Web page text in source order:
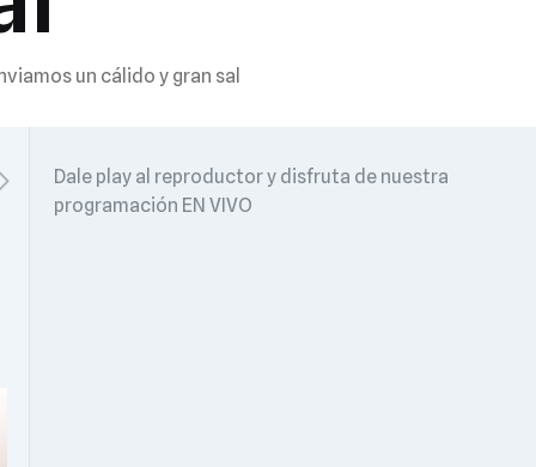
un cálido y gran sal
Dale play al reproductor y disfruta de nuestra
programación EN VIVO